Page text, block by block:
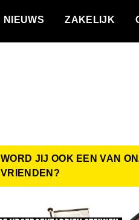
NIEUWS ZAKELIJK
WORD JIJ OOK EEN VAN
VRIENDEN?